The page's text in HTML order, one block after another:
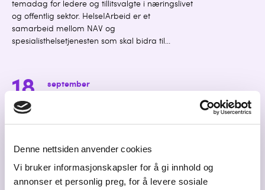
Denne nettsiden anvender cookies
Vi bruker informasjonskapsler for å gi innhold og
annonser et personlig preg, for å levere sosiale
temadag for ledere og tillitsvalgte i næringslivet
og offentlig sektor. HelseIArbeid er et
samarbeid mellom NAV og
spesialisthelsetjenesten som skal bidra til...
18
september
Matfestivalen BRØD & CIRKUS
landbrukskommune. Sett av fredag 18.
september allerede i dag, og planlegg en tur til